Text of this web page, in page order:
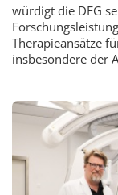
würdigt die DFG
Therapieansätze
insbesondere der